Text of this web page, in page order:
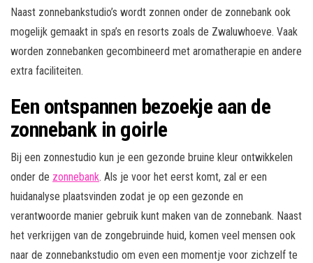
Naast zonnebankstudio’s wordt zonnen onder de zonnebank ook
mogelijk gemaakt in spa’s en resorts zoals de Zwaluwhoeve. Vaak
worden zonnebanken gecombineerd met aromatherapie en andere
extra faciliteiten.
Een ontspannen bezoekje aan de
zonnebank in goirle
Bij een zonnestudio kun je een gezonde bruine kleur ontwikkelen
onder de zonnebank. Als je voor het eerst komt, zal er een
huidanalyse plaatsvinden zodat je op een gezonde en
verantwoorde manier gebruik kunt maken van de zonnebank. Naast
het verkrijgen van de zongebruinde huid, komen veel mensen ook
naar de zonnebankstudio om even een momentje voor zichzelf te